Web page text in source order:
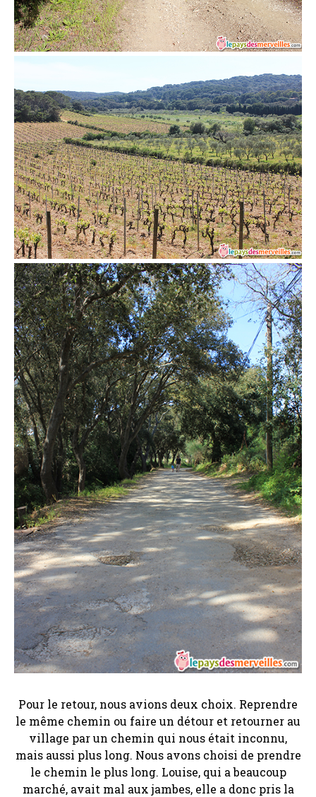
Pour le retour, nous avions deux choix. Reprendre
le même chemin ou faire un détour et retourner au
village par un chemin qui nous était inconnu,
mais aussi plus long. Nous avons choisi de prendre
le chemin le plus long. Louise, qui a beaucoup
marché, avait mal aux jambes, elle a donc pris la